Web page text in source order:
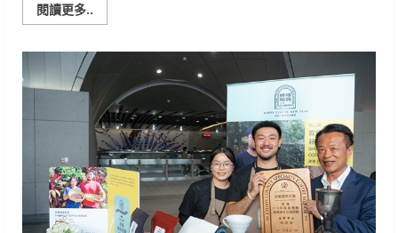
閱讀更多..
more
國
館
展
出
仙
台
七
夕
祭
彩